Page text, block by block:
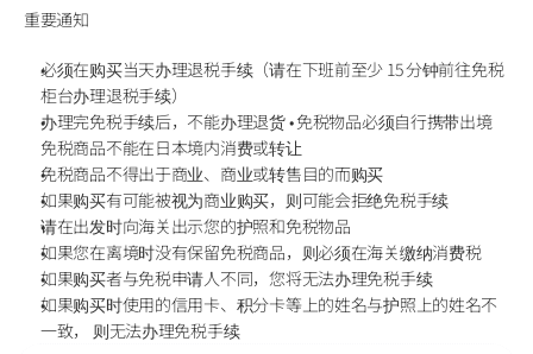
重要通知
必须在购买当天办理退税手续（请在下班前至少 15 分钟前往免税
柜台办理退税手续）
办理完免税手续后，不能办理退货 • 免税物品必须自行携带出境
免税商品不能在日本境内消费或转让
免税商品不得出于商业、商业或转售目的而购买
如果购买有可能被视为商业购买，则可能会拒绝免税手续
请在出发时向海关出示您的护照和免税物品
如果您在离境时没有保留免税商品，则必须在海关缴纳消费税
如果购买者与免税申请人不同，您将无法办理免税手续
如果购买时使用的信用卡、积分卡等上的姓名与护照上的姓名不
一致， 则无法办理免税手续